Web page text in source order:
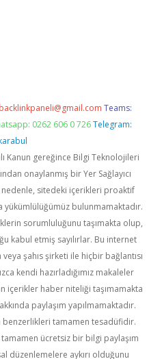
backlinkpaneli@gmail.com Teams:
0262 606 0 726 Telegram:
Kanun gereğince Bilgi Teknolojileri
onaylanmış bir Yer Sağlayıcı
sitedeki içerikleri proaktif
bulunmamaktadır.
sorumluluğunu taşımakta olup,
kabul etmiş sayılırlar. Bu internet
şahıs şirketi ile hiçbir bağlantısı
kendi hazırladığımız makaleler
içerikler haber niteliği taşımamakta
paylaşım yapılmamaktadır.
benzerlikleri tamamen tesadüfidir.
ücretsiz bir bilgi paylaşım
düzenlemelere aykırı olduğunu